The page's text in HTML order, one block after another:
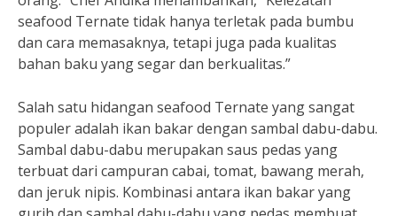
seafood Ternate tidak hanya terletak pada bumbu
dan cara memasaknya, tetapi juga pada kualitas
bahan baku yang segar dan berkualitas.”
Salah satu hidangan seafood Ternate yang sangat
populer adalah ikan bakar dengan sambal dabu-dabu.
Sambal dabu-dabu merupakan saus pedas yang
terbuat dari campuran cabai, tomat, bawang merah,
dan jeruk nipis. Kombinasi antara ikan bakar yang